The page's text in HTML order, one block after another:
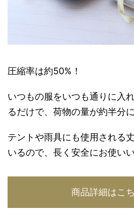
圧縮率は約50%！
いつもの服をいつも通りに入
るだけで、荷物の量が約半分に
テントや雨具にも使用される
いるので、長く安全にお使い
商品詳細はこ